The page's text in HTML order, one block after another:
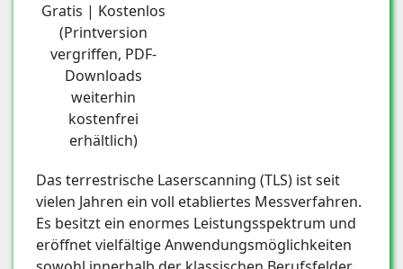
Gratis | Kostenlos
(Printversion
vergriffen, PDF-
Downloads
weiterhin
kostenfrei
erhältlich)
Das terrestrische Laserscanning (TLS) ist seit
vielen Jahren ein voll etabliertes Messverfahren.
Es besitzt ein enormes Leistungsspektrum und
eröffnet vielfältige Anwendungsmöglichkeiten